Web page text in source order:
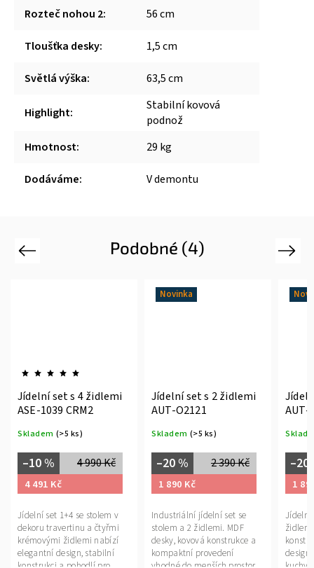
Rozteč nohou 2: 56 cm
Tloušťka desky: 1,5 cm
Světlá výška: 63,5 cm
Highlight:
Stabilní kovová
podnož
Hmotnost: 29 kg
Dodáváme: V demontu
Podobné (4)
Previous
Jídelní set s 4 židlemi
ASE-1039 CRM2
Skladem (>5 ks)
4 990 Kč
–10 %
4 491 Kč
Jídelní set 1+4 se stolem v
dekoru travertinu a čtyřmi
krémovými židlemi nabízí
elegantní design, stabilní
Novinka
Jídelní set s 2 židlemi
AUT-O2121
Skladem (>5 ks)
2 390 Kč
–20 %
1 890 Kč
Industriální jídelní set se
stolem a 2 židlemi. MDF
desky, kovová konstrukce a
kompaktní provedení
AUT-
–20
1
Jídelní
design
Next